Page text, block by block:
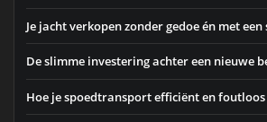
Je jacht verkopen zonder gedoe én met
De slimme investering achter een nieuwe
Hoe je spoedtransport efficiënt en